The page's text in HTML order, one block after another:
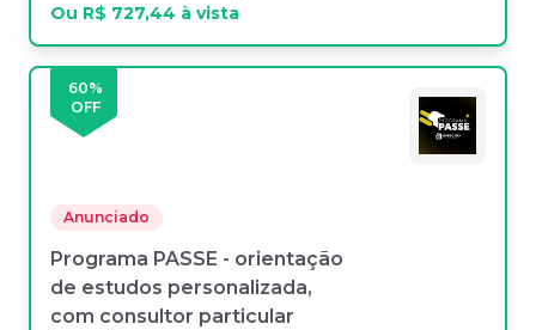
Ou R$ 727,44 à vista
60%
OFF
Anunciado
Programa PASSE - orientação
de estudos personalizada,
com consultor particular